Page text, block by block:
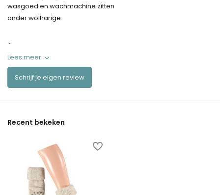
wasgoed en wachmachine zitten
onder wolharige.
...
Lees meer
Schrijf je eigen review
Recent bekeken